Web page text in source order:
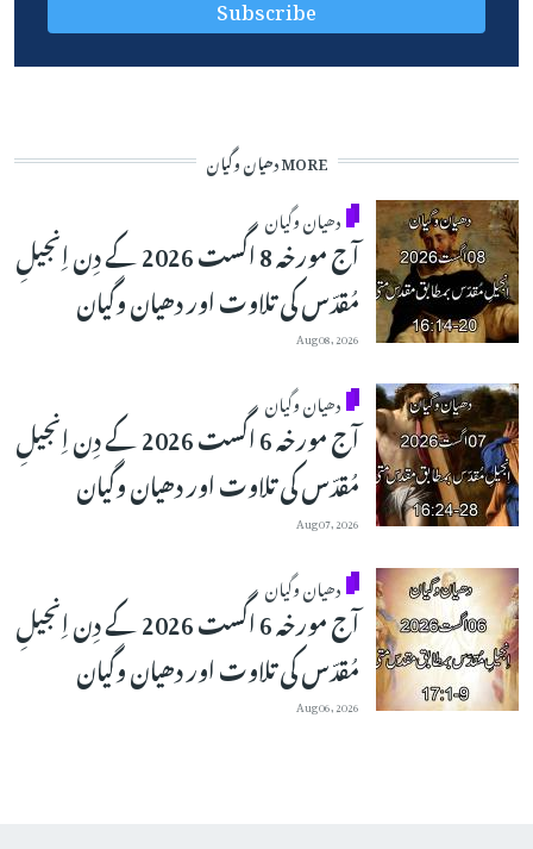
MORE دھیان وگیان
دھیان وگیان
آج مورخہ 8 اگست 2026 کے دِن اِنجیلِ
مُقدّس کی تلاوت اور دھیان وگیان
Aug 08, 2026
دھیان وگیان
آج مورخہ 6 اگست 2026 کے دِن اِنجیلِ
مُقدّس کی تلاوت اور دھیان وگیان
Aug 07, 2026
دھیان وگیان
آج مورخہ 6 اگست 2026 کے دِن اِنجیلِ
مُقدّس کی تلاوت اور دھیان وگیان
Aug 06, 2026